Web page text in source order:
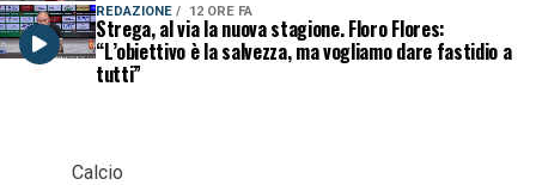
REDAZIONE 12 ORE FA
Strega, al via la nuova stagione. Floro Flores:
“L’obiettivo è la salvezza, ma vogliamo dare fastidio a
tutti”
Calcio